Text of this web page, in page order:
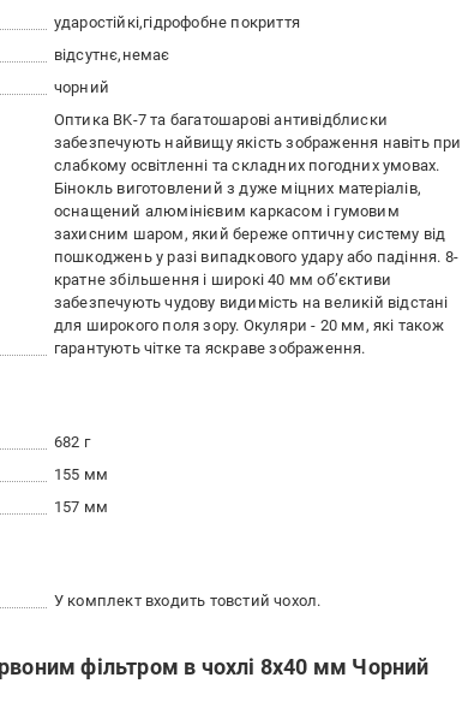
ударостійкі гідрофобне покриття
відсутнє немає
чорний
Оптика BK-7 та багатошарові антивідблиски
забезпечують найвищу якість зображення навіть при
слабкому освітленні та складних погодних умовах.
Бінокль виготовлений з дуже міцних матеріалів,
оснащений алюмінієвим каркасом і гумовим
захисним шаром, який береже оптичну систему від
пошкоджень у разі випадкового удару або падіння. 8-
кратне збільшення і широкі 40 мм об’єктиви
забезпечують чудову видимість на великій відстані
для широкого поля зору. Окуляри - 20 мм, які також
гарантують чітке та яскраве зображення.
682 г
155 мм
157 мм
У комплект входить товстий чохол.
фільтром в чохлі 8x40 мм Чорний